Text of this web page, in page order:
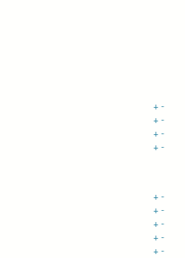
+-
+-
+-
+-
+-
+-
+-
+-
+-